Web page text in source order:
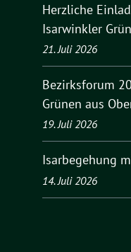
Herzliche
Isarwinkler
21. Juli 2026
Bezirksforum
Grünen aus
19. Juli 2026
Isarbegehung
14. Juli 2026